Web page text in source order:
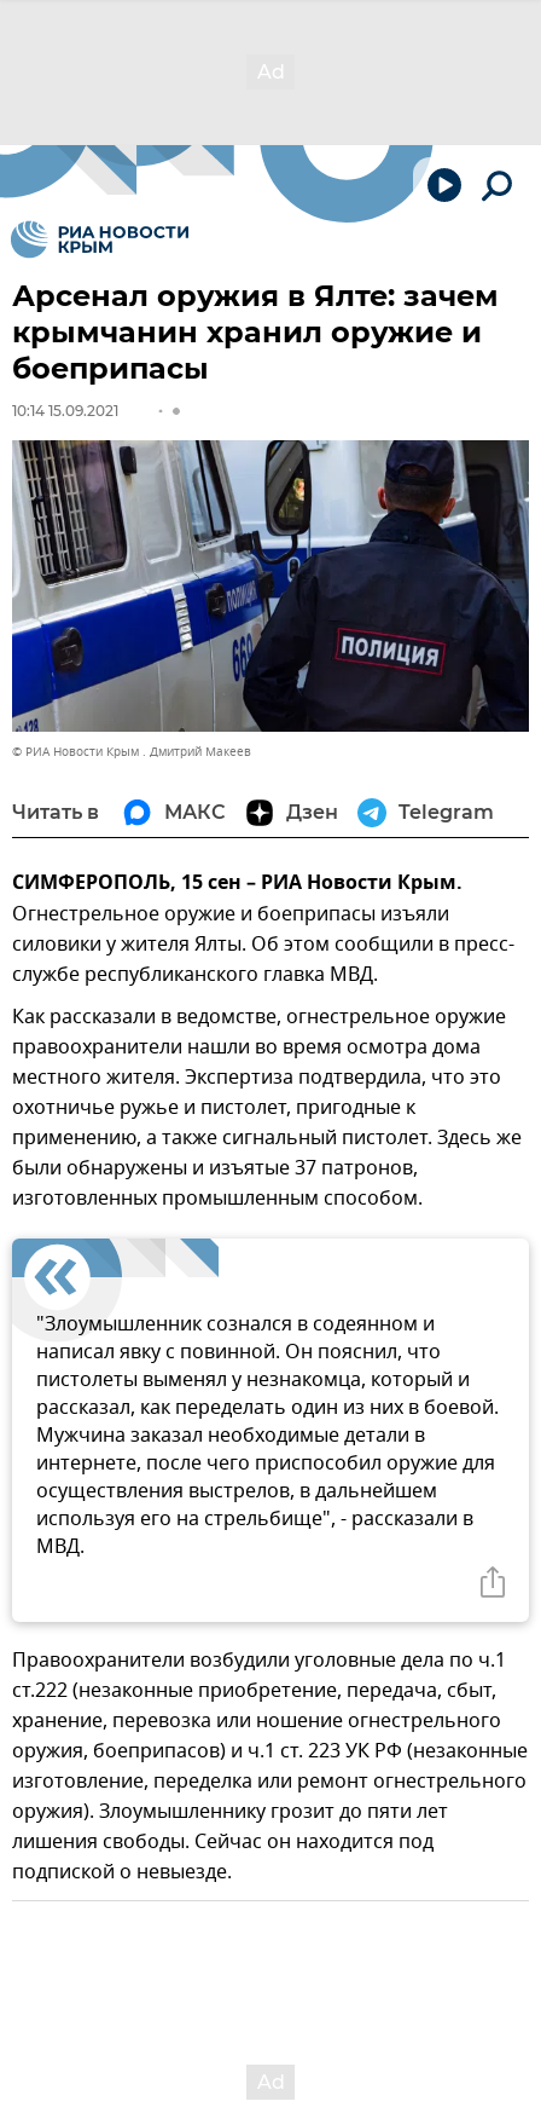
Арсенал оружия в Ялте: зачем
крымчанин хранил оружие и
боеприпасы
10:14 15.09.2021
© РИА Новости Крым . Дмитрий Макеев
Читать в МАКС Дзен Telegram
СИМФЕРОПОЛЬ, 15 сен – РИА Новости Крым.
Огнестрельное оружие и боеприпасы изъяли
силовики у жителя Ялты. Об этом сообщили в пресс-
службе республиканского главка МВД.
Как рассказали в ведомстве, огнестрельное оружие
правоохранители нашли во время осмотра дома
местного жителя. Экспертиза подтвердила, что это
охотничье ружье и пистолет, пригодные к
применению, а также сигнальный пистолет. Здесь же
были обнаружены и изъятые 37 патронов,
изготовленных промышленным способом.
"Злоумышленник сознался в содеянном и
написал явку с повинной. Он пояснил, что
пистолеты выменял у незнакомца, который и
рассказал, как переделать один из них в боевой.
Мужчина заказал необходимые детали в
интернете, после чего приспособил оружие для
осуществления выстрелов, в дальнейшем
используя его на стрельбище", - рассказали в
МВД.
Правоохранители возбудили уголовные дела по ч.1
ст.222 (незаконные приобретение, передача, сбыт,
хранение, перевозка или ношение огнестрельного
оружия, боеприпасов) и ч.1 ст. 223 УК РФ (незаконные
изготовление, переделка или ремонт огнестрельного
оружия). Злоумышленнику грозит до пяти лет
лишения свободы. Сейчас он находится под
подпиской о невыезде.